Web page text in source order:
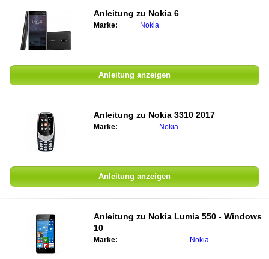
Anleitung zu Nokia 6
Marke: Nokia
Anleitung anzeigen
Anleitung zu Nokia 3310 2017
Marke: Nokia
Anleitung anzeigen
Anleitung zu Nokia Lumia 550 - Windows
10
Marke: Nokia